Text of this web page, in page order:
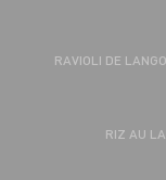
RAVIOLI DE
RIZ AU